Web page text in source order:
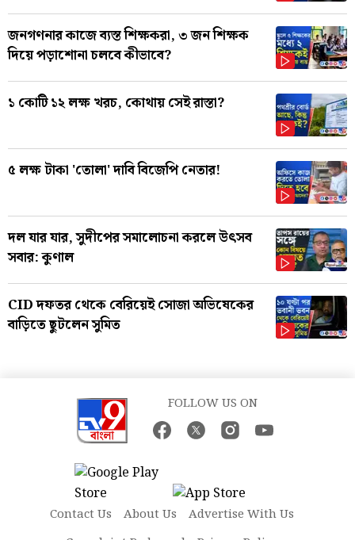
জনগণনার কাজে ব্যস্ত শিক্ষকরা, ৩ জন শিক্ষক
দিয়ে পড়াশোনা চলবে কীভাবে?
১ কোটি ১২ লক্ষ খরচ, কোথায় সেই রাস্তা?
৫ লক্ষ টাকা 'তোলা' দাবি বিজেপি নেতার!
দল যার যার, সুদীপের সমালোচনা করলে উৎসব
সবার: কুণাল
CID দফতর থেকে বেরিয়েই সোজা অভিষেকের
বাড়িতে ছুটলেন সুমিত
FOLLOW US ON
Contact Us About Us
Advertise With Us